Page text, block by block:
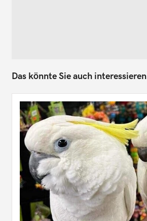
Das könnte Sie auch interessieren